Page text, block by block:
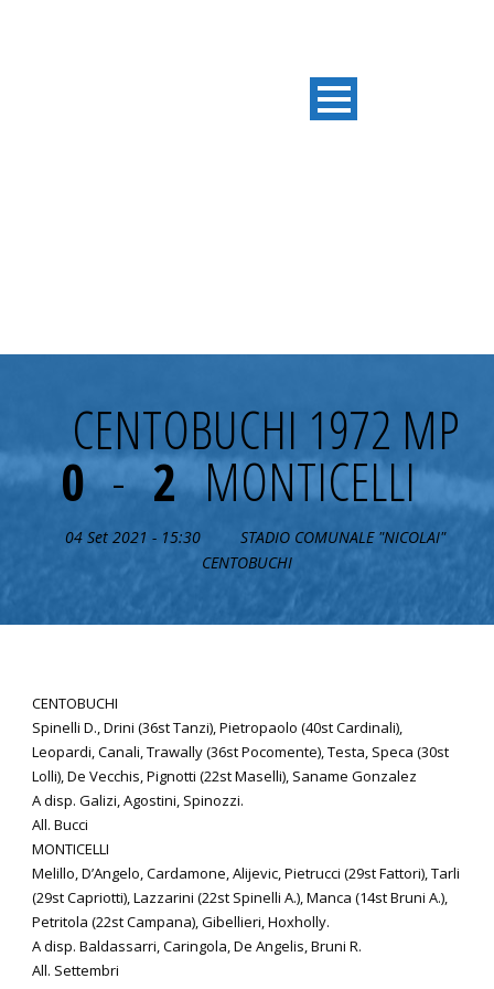
CENTOBUCHI 1972 MP
0 - 2 MONTICELLI
04 Set 2021 - 15:30
STADIO COMUNALE "NICOLAI"
CENTOBUCHI
CENTOBUCHI
Spinelli D., Drini (36st Tanzi), Pietropaolo (40st Cardinali),
Leopardi, Canali, Trawally (36st Pocomente), Testa, Speca (30st
Lolli), De Vecchis, Pignotti (22st Maselli), Saname Gonzalez
A disp. Galizi, Agostini, Spinozzi.
All. Bucci
MONTICELLI
Melillo, D’Angelo, Cardamone, Alijevic, Pietrucci (29st Fattori), Tarli
(29st Capriotti), Lazzarini (22st Spinelli A.), Manca (14st Bruni A.),
Petritola (22st Campana), Gibellieri, Hoxholly.
A disp. Baldassarri, Caringola, De Angelis, Bruni R.
All. Settembri